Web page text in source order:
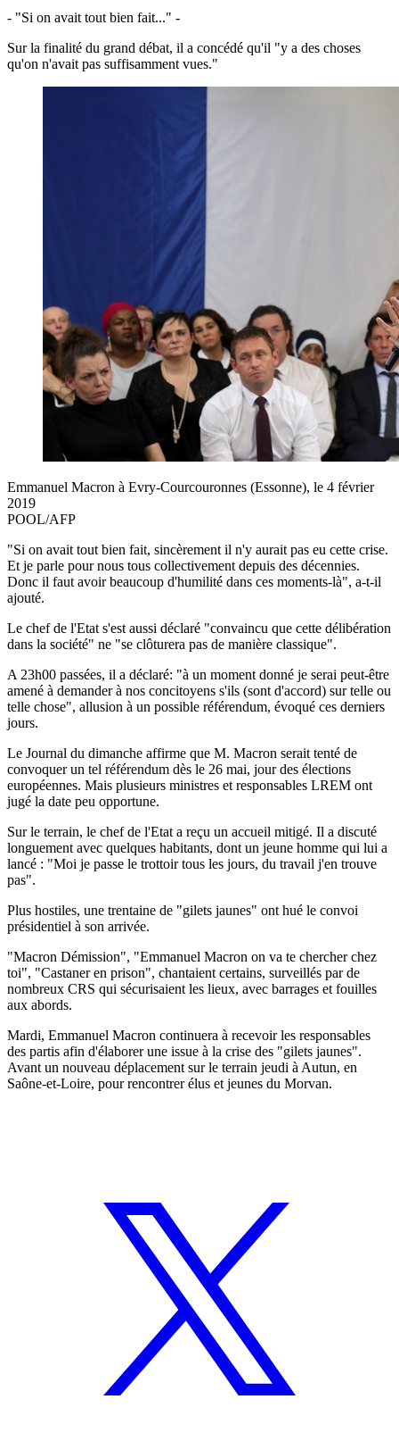
- "Si on avait tout bien fait..." -
Sur la finalité du grand débat, il a concédé qu'il "y a des choses
qu'on n'avait pas suffisamment vues."
Emmanuel Macron à Evry-Courcouronnes (Essonne), le 4 février
2019
POOL/AFP
"Si on avait tout bien fait, sincèrement il n'y aurait pas eu cette crise.
Et je parle pour nous tous collectivement depuis des décennies.
Donc il faut avoir beaucoup d'humilité dans ces moments-là", a-t-il
ajouté.
Le chef de l'Etat s'est aussi déclaré "convaincu que cette délibération
dans la société" ne "se clôturera pas de manière classique".
A 23h00 passées, il a déclaré: "à un moment donné je serai peut-être
amené à demander à nos concitoyens s'ils (sont d'accord) sur telle ou
telle chose", allusion à un possible référendum, évoqué ces derniers
jours.
Le Journal du dimanche affirme que M. Macron serait tenté de
convoquer un tel référendum dès le 26 mai, jour des élections
européennes. Mais plusieurs ministres et responsables LREM ont
jugé la date peu opportune.
Sur le terrain, le chef de l'Etat a reçu un accueil mitigé. Il a discuté
longuement avec quelques habitants, dont un jeune homme qui lui a
lancé : "Moi je passe le trottoir tous les jours, du travail j'en trouve
pas".
Plus hostiles, une trentaine de "gilets jaunes" ont hué le convoi
présidentiel à son arrivée.
"Macron Démission", "Emmanuel Macron on va te chercher chez
toi", "Castaner en prison", chantaient certains, surveillés par de
nombreux CRS qui sécurisaient les lieux, avec barrages et fouilles
aux abords.
Mardi, Emmanuel Macron continuera à recevoir les responsables
des partis afin d'élaborer une issue à la crise des "gilets jaunes".
Avant un nouveau déplacement sur le terrain jeudi à Autun, en
Saône-et-Loire, pour rencontrer élus et jeunes du Morvan.